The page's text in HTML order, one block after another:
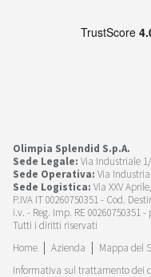
Olimpia Splendid S.p.A.
Sede Legale: Via Industriale
Sede Operativa: Via
Sede Logistica: Via XXV
P.IVA IT 00260750351 - Cod.
i.v. - Reg. Imp. RE 00260750351
Tutti i diritti riservati
Home
Azienda Mappa del
Informativa sul trattamento dei